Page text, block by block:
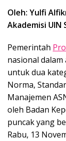
Oleh: Yulfi
Akademisi UIN
Pemerintah
nasional
untuk dua
Norma,
Manajemen
oleh Badan
puncak yang
Rabu, 13